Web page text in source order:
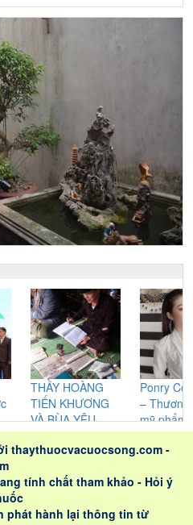
THẦY HOÀNG
TIẾN KHƯƠNG
VÀ BÙA YÊU
CỦA NGƯỜI
CAO LAN –
NHỮNG GIÁ TRỊ
THỰC SỰ ĐEM
LẠI CHO LỨA
ĐÔI
Ponry
– Thương hiệu
mỹ phẩm chăm
sóc sắc đẹp
chị em phụ nữ
thaythuocvacuocsong.com -
tính chất tham khảo - Hỏi ý
phát hành lại thông tin từ